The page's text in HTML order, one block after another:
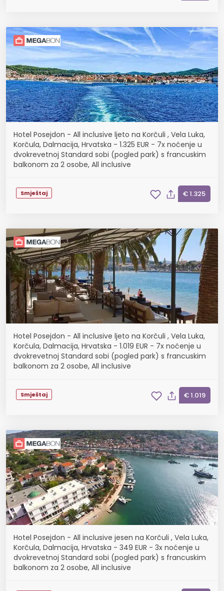
Hotel Posejdon - All inclusive ljeto na Korčuli , Vela Luka,
Korčula, Dalmacija, Hrvatska - 1.325 EUR - 7x noćenje u
dvokrevetnoj Standard sobi (pogled park) s francuskim
balkonom za 2 osobe, All inclusive
Smještaj € 1.325
Hotel Posejdon - All inclusive ljeto na Korčuli , Vela Luka,
Korčula, Dalmacija, Hrvatska - 1.019 EUR - 7x noćenje u
dvokrevetnoj Standard sobi (pogled park) s francuskim
balkonom za 2 osobe, All inclusive
Smještaj € 1.019
Hotel Posejdon - All inclusive jesen na Korčuli , Vela Luka,
Korčula, Dalmacija, Hrvatska - 349 EUR - 3x noćenje u
dvokrevetnoj Standard sobi (pogled park) s francuskim
balkonom za 2 osobe, All inclusive